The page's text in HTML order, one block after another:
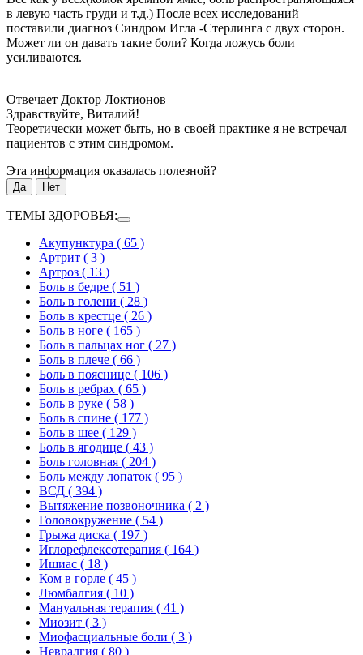
в левую часть груди и т.д.) После всех исследований
поставили диагноз Синдром Игла -Стерлинга с двух сторон.
Может ли он давать такие боли? Когда ложусь боли
усиливаются.
Отвечает Доктор Локтионов
Здравствуйте, Виталий!
Теоретически может быть, но в своей практике я не встречал
пациентов с этим синдромом.
Эта информация оказалась полезной?
Да Нет
ТЕМЫ ЗДОРОВЬЯ:
Акупунктура ( 65 )
Артрит ( 3 )
Артроз ( 13 )
Боль в бедре ( 51 )
Боль в голени ( 28 )
Боль в крестце ( 26 )
Боль в ноге ( 165 )
Боль в пальцах ног ( 27 )
Боль в плече ( 66 )
Боль в пояснице ( 106 )
Боль в ребрах ( 65 )
Боль в руке ( 58 )
Боль в спине ( 177 )
Боль в шее ( 129 )
Боль в ягодице ( 43 )
Боль головная ( 204 )
Боль между лопаток ( 95 )
ВСД ( 394 )
Вытяжение позвоночника ( 2 )
Головокружение ( 54 )
Грыжа диска ( 197 )
Иглорефлексотерапия ( 164 )
Ишиас ( 18 )
Ком в горле ( 45 )
Люмбалгия ( 10 )
Мануальная терапия ( 41 )
Миозит ( 3 )
Миофасциальные боли ( 3 )
Невралгия ( 80 )